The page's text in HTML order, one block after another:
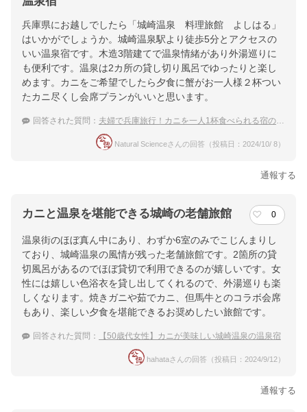
兵庫県にお越しでしたら「城崎温泉 料理旅館 よしはる」
はいかがでしょうか。城崎温泉駅より徒歩5分とアクセスの
いい温泉宿です。木造3階建てで温泉情緒があり外湯巡りに
も便利です。温泉は2カ所の貸し切り風呂でゆったりと楽し
めます。カニをご希望でしたら夕食に蟹がお一人様２杯つい
たカニ尽くし会席プランがいいと思います。
回答された質問： 夫婦で兵庫旅行！カニを一人1杯食べられる宿のおすすめは？
Natural Scienceさんの回答（投稿日：2024/10/ 8）
通報する
カニと温泉を堪能できる城崎の老舗旅館 0
温泉街のほぼ真ん中にあり、わずか6室のみでこじんまりし
ており、城崎温泉の風情が残った老舗旅館です。2箇所の貸
切風呂があるのでほぼ貸切で利用できるのが嬉しいです。女
性には嬉しい色浴衣を貸し出してくれるので、外湯巡りも楽
しくなります。焼きガニや茹でカニ、但馬牛とのコラボ会席
もあり、楽しい夕食を堪能できるお奨めしたい旅館です。
回答された質問： 【50歳代女性】カニが美味しい城崎温泉の温泉宿
hahataさんの回答（投稿日：2024/9/12）
通報する